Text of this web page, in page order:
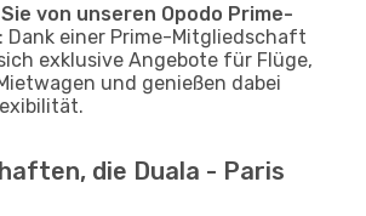
von unseren Opodo Prime-
: Dank einer Prime-Mitgliedschaft
exklusive Angebote für Flüge,
und genießen dabei
die Duala - Paris